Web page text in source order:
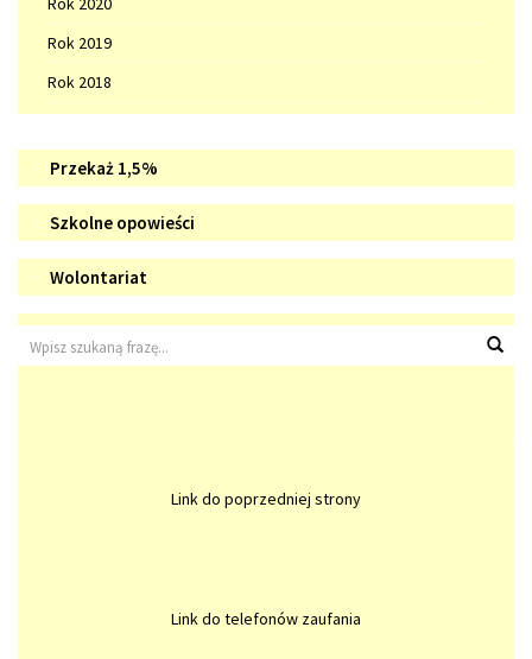
Rok 2019
Rok 2018
Doradztwo
zawodowe
WIZYTÓWKA
SZKOŁY
Przekaż 1,5%
Szkolne
opowieści
Szkolne opowieści
Wolontariat
Wolontariat
Wyszukiwarka
Link do poprzedniej strony
Link do telefonów zaufania